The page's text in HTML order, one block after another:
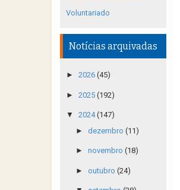
Voluntariado
Notícias arquivadas
► 2026 (45)
► 2025 (192)
▼ 2024(147)
► dezembro (11)
► novembro (18)
► outubro (24)